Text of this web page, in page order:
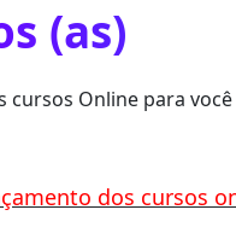
(as)
cursos Online para
dos cursos